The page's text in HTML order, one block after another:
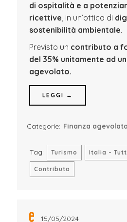
di ospitalità e a
ricettive, in un’ottica di
sostenibilità ambientale.
Previsto un contributo a
del 35% unitamente ad
agevolato.
LEGGI →
Categorie: Finanza agevolata
Tag: Turismo Italia -
Contributo
15/05/2024